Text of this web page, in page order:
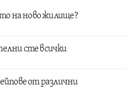
на ново жилище?
сте всички
от различни